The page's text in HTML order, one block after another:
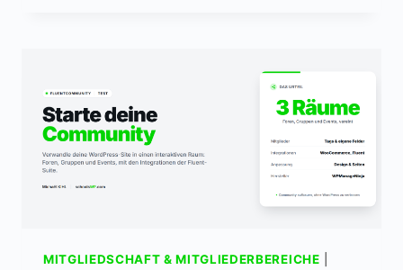
MITGLIEDSCHAFT & MITGLIEDERBEREICHE